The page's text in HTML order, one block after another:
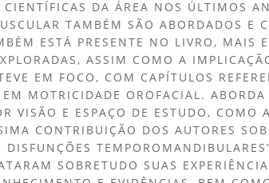
DA ÁREA NOS ÚLTIMOS
TAMBÉM SÃO ABORDADOS E
ESTÁ PRESENTE NO LIVRO, MAIS
ASSIM COMO A
EM FOCO, COM CAPÍTULOS
MOTRICIDADE OROFACIAL. ABORDA
VISÃO E ESPAÇO DE ESTUDO, COMO
CONTRIBUIÇÃO DOS AUTORES
SOBRETUDO SUAS